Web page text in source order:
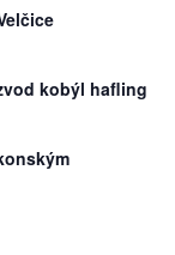
kobýl hafling